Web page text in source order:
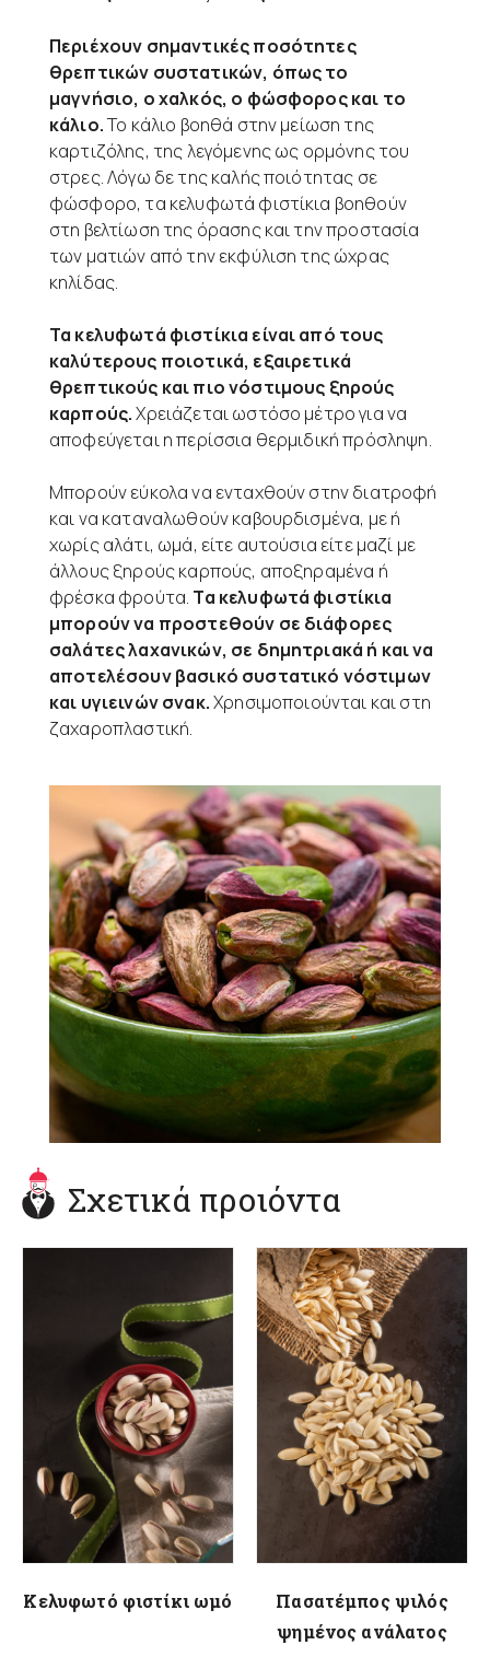
Περιέχουν σημαντικές ποσότητες
θρεπτικών συστατικών, όπως το
μαγνήσιο, ο χαλκός, ο φώσφορος και το
κάλιο.Το κάλιο βοηθά στην μείωση της
καρτιζόλης, της λεγόμενης ως ορμόνης του
στρες. Λόγω δε της καλής ποιότητας σε
φώσφορο, τα κελυφωτά φιστίκια βοηθούν
στη βελτίωση της όρασης και την προστασία
των ματιών από την εκφύλιση της ώχρας
κηλίδας.
Τα κελυφωτά φιστίκια είναι από τους
καλύτερους ποιοτικά, εξαιρετικά
θρεπτικούς και πιο νόστιμους ξηρούς
καρπούς.Χρειάζεται ωστόσο μέτρο για να
αποφεύγεται η περίσσια θερμιδική πρόσληψη.
Μπορούν εύκολα να ενταχθούν στην διατροφή
και να καταναλωθούν καβουρδισμένα, με ή
χωρίς αλάτι, ωμά, είτε αυτούσια είτε μαζί με
άλλους ξηρούς καρπούς, αποξηραμένα ή
φρέσκα φρούτα. Τα κελυφωτά φιστίκια
μπορούν να προστεθούν σε διάφορες
σαλάτες λαχανικών, σε δημητριακά ή και να
αποτελέσουν βασικό συστατικό νόστιμων
και υγιεινών σνακ.Χρησιμοποιούνται και στη
ζαχαροπλαστική.
Σχετικά προιόντα
Κελυφωτό φιστίκι ωμό
Πασατέμπος ψιλός
ψημένος ανάλατος